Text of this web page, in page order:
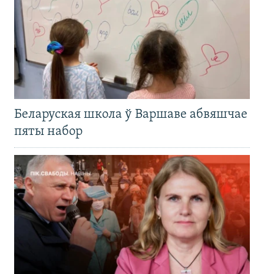
Беларуская школа ў Варшаве абвяшчае
пяты набор